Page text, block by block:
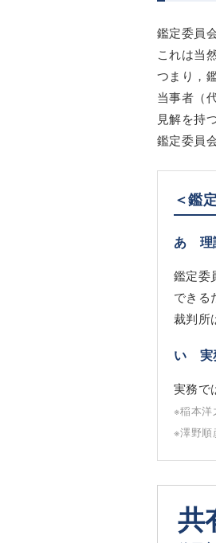
鑑定委員
これは当
つまり，
当事者（
見解を持
鑑定委員
＜鑑
あ 理
鑑定委
できる
裁判所
い 実
実務で
※稲本洋
※澤野
共